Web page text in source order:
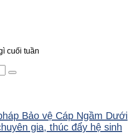
cuối tuần
Bảo vệ Cáp Ngầm Dưới
gia, thúc đẩy hệ sinh